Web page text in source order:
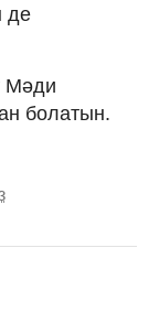
де
Мәди
болатын.